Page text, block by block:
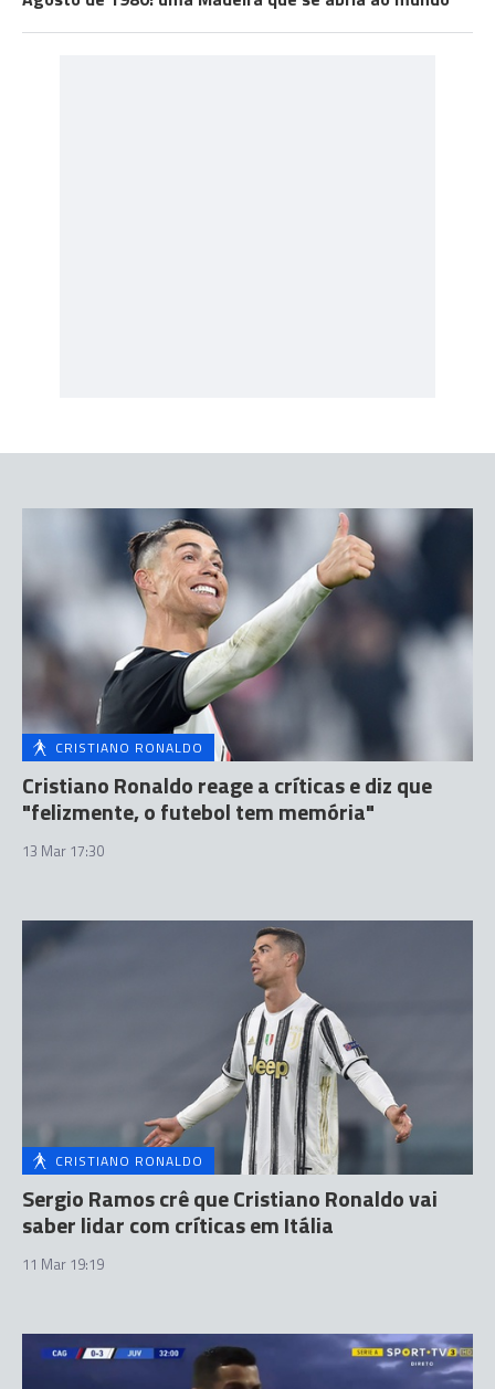
CRISTIANO RONALDO
Cristiano Ronaldo reage a críticas e diz que
"felizmente, o futebol tem memória"
13 Mar 17:30
CRISTIANO RONALDO
Sergio Ramos crê que Cristiano Ronaldo vai
saber lidar com críticas em Itália
11 Mar 19:19